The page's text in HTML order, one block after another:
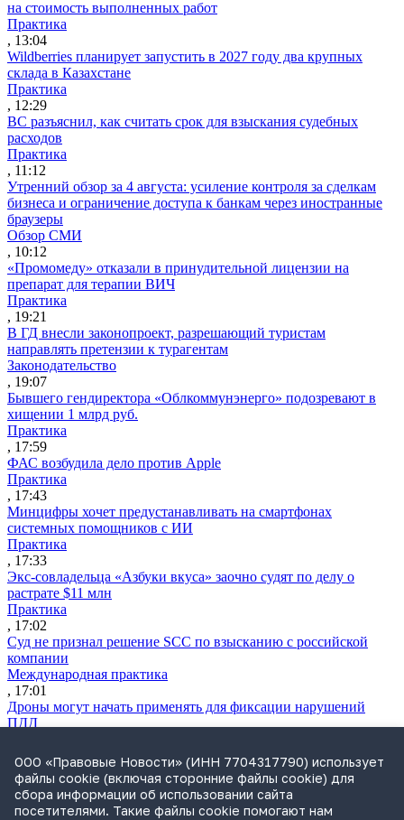
на стоимость выполненных работ
Практика
, 13:04
Wildberries планирует запустить в 2027 году два крупных
склада в Казахстане
Практика
, 12:29
ВС разъяснил, как считать срок для взыскания судебных
расходов
Практика
, 11:12
Утренний обзор за 4 августа: усиление контроля за сделкам
бизнеса и ограничение доступа к банкам через иностранные
браузеры
Обзор СМИ
, 10:12
«Промомеду» отказали в принудительной лицензии на
препарат для терапии ВИЧ
Практика
, 19:21
В ГД внесли законопроект, разрешающий туристам
направлять претензии к турагентам
Законодательство
, 19:07
Бывшего гендиректора «Облкоммунэнерго» подозревают в
хищении 1 млрд руб.
Практика
, 17:59
ФАС возбудила дело против Apple
Практика
, 17:43
Минцифры хочет предустанавливать на смартфонах
системных помощников с ИИ
Практика
, 17:33
Экс-совладельца «Азбуки вкуса» заочно судят по делу о
растрате $11 млн
Практика
, 17:02
Суд не признал решение SCC по взысканию с российской
компании
Международная практика
, 17:01
Дроны могут начать применять для фиксации нарушений
ПДД
, 15:41
Бывшего сенатора Сабадаша приговорили к 12 годам по делу
о хищении
Практика
ООО «Правовые Новости» (ИНН 7704317790) использует
файлы cookie (включая сторонние файлы cookie) для
сбора информации об использовании сайта
посетителями. Такие файлы cookie помогают нам